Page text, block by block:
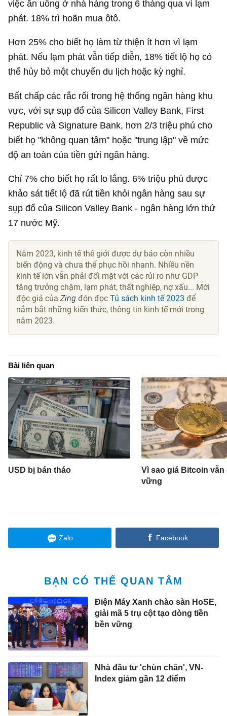
việc ăn uống ở nhà hàng trong 6 tháng qua vì lạm
phát. 18% trì hoãn mua ôtô.
Hơn 25% cho biết họ làm từ thiện ít hơn vì lạm
phát. Nếu lạm phát vẫn tiếp diễn, 18% tiết lộ họ có
thể hủy bỏ một chuyến du lịch hoặc kỳ nghỉ.
Bất chấp các rắc rối trong hệ thống ngân hàng khu
vực, với sự sụp đổ của Silicon Valley Bank, First
Republic và Signature Bank, hơn 2/3 triệu phú cho
biết họ "không quan tâm" hoặc "trung lập" về mức
độ an toàn của tiền gửi ngân hàng.
Chỉ 7% cho biết họ rất lo lắng. 6% triệu phú được
khảo sát tiết lộ đã rút tiền khỏi ngân hàng sau sự
sụp đổ của Silicon Valley Bank - ngân hàng lớn thứ
17 nước Mỹ.
Năm 2023, kinh tế thế giới được dự báo còn nhiều
biến động và chưa thể phục hồi nhanh. Nhiều nền
kinh tế lớn vẫn phải đối mặt với các rủi ro như GDP
tăng trưởng chậm, lạm phát, thất nghiệp, nợ xấu... Mời
độc giả củaZing đón đọcTủ sách kinh tế 2023 để
nắm bắt những kiến thức, thông tin kinh tế mới trong
năm 2023.
Bài liên quan
USD bị bán tháo
Vì sao giá Bitcoin
vững
Zalo Facebook
BẠN CÓ THỂ QUAN TÂM
Điện Máy Xanh chào sàn HoSE,
giải mã 5 trụ cột tạo dòng tiền
bền vững
Nhà đầu tư 'chùn chân', VN-
Index giảm gần 12 điểm